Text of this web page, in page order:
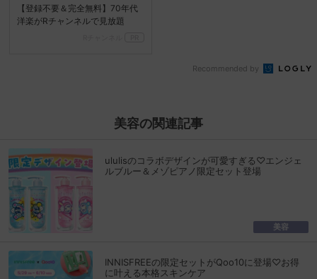
【登録不要＆完全無料】70年代
洋楽がRチャンネルで見放題
Recommended by
美容の関連記事
ululisのコラボデザインが可愛すぎる♡エンジェ
ルブルー＆メゾピアノ限定セット登場
美容
INNISFREEの限定セットがQoo10に登場♡お得
に叶える本格スキンケア